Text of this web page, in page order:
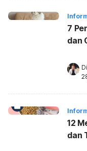
7
dan
12
dan